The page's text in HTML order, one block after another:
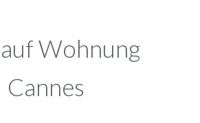
Wohnung
Cannes